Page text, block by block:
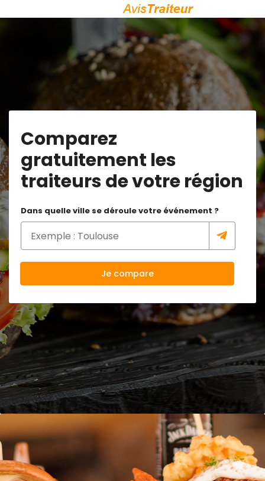
Comparez
gratuitement les
traiteurs de votre région
Dans quelle ville se déroule votre événement ?
Je compare